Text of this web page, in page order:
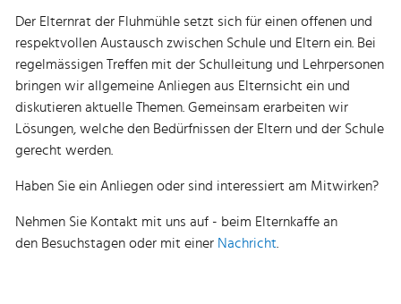
Der Elternrat der Fluhmühle setzt sich für einen offenen und
respektvollen Austausch zwischen Schule und Eltern ein. Bei
regelmässigen Treffen mit der Schulleitung und Lehrpersonen
bringen wir allgemeine Anliegen aus Elternsicht ein und
diskutieren aktuelle Themen. Gemeinsam erarbeiten wir
Lösungen, welche den Bedürfnissen der Eltern und der Schule
gerecht werden.
Haben Sie ein Anliegen oder sind interessiert am Mitwirken?
Nehmen Sie Kontakt mit uns auf - beim Elternkaffe an
den Besuchstagen oder mit einer Nachricht